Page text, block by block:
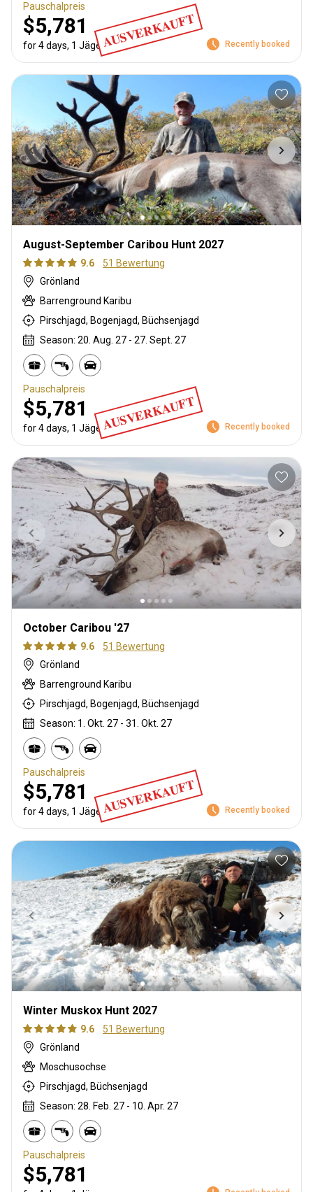
AUSVERKAUFT
Pauschalpreis
$5,781
for 4 days, 1 Jäger Recently booked
August-September Caribou Hunt 2027
9.6
51 Bewertung
Grönland
Barrenground Karibu
Pirschjagd, Bogenjagd, Büchsenjagd
Season: 20. Aug. 27 - 27. Sept. 27
AUSVERKAUFT
Pauschalpreis
$5,781
for 4 days, 1 Jäger Recently booked
October Caribou '27
9.6
51 Bewertung
Grönland
Barrenground Karibu
Pirschjagd, Bogenjagd, Büchsenjagd
Season: 1. Okt. 27 - 31. Okt. 27
AUSVERKAUFT
Pauschalpreis
$5,781
for 4 days, 1 Jäger Recently booked
Winter Muskox Hunt 2027
9.6
51 Bewertung
Grönland
Moschusochse
Pirschjagd, Büchsenjagd
Season: 28. Feb. 27 - 10. Apr. 27
Pauschalpreis
$5,781